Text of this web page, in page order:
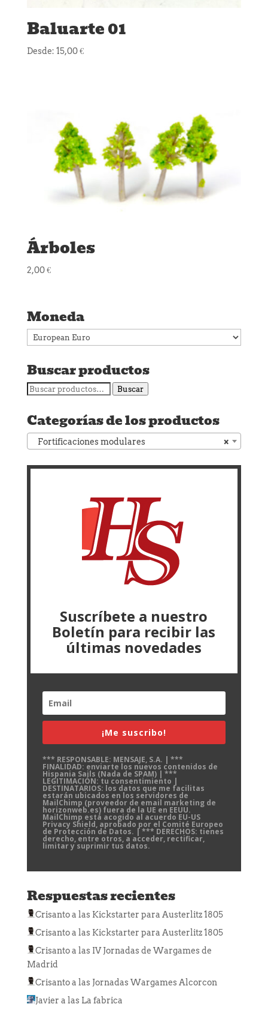
Baluarte 01
Desde: 15,00€
Árboles
2,00€
Moneda
Buscar productos
Buscar
Buscar
Categorías de los productos
×
Fortificaciones modulares
Suscríbete a nuestro
Boletín para recibir las
últimas novedades
¡Me suscribo!
*** RESPONSABLE: MENSAJE, S.A. | ***
FINALIDAD: enviarte los nuevos contenidos de
Hispania Sails (Nada de SPAM) | ***
LEGITIMACIÓN: tu consentimiento |
DESTINATARIOS: los datos que me facilitas
estarán ubicados en los servidores de
MailChimp (proveedor de email marketing de
horizonweb.es) fuera de la UE en EEUU.
MailChimp está acogido al acuerdo EU-US
Privacy Shield, aprobado por el Comité Europeo
de Protección de Datos. | *** DERECHOS: tienes
derecho, entre otros, a acceder, rectificar,
limitar y suprimir tus datos.
Respuestas recientes
Crisantoa las Kickstarter para Austerlitz 1805
Crisantoa las Kickstarter para Austerlitz 1805
Crisantoa las IV Jornadas de Wargames de
Madrid
Crisantoa las Jornadas Wargames Alcorcon
Javier a las La fabrica